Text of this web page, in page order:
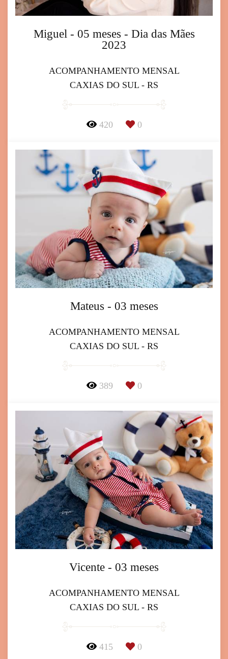
Miguel - 05 meses - Dia das Mães
2023
ACOMPANHAMENTO MENSAL
CAXIAS DO SUL - RS
420 0
Mateus - 03 meses
ACOMPANHAMENTO MENSAL
CAXIAS DO SUL - RS
389 0
Vicente - 03 meses
ACOMPANHAMENTO MENSAL
CAXIAS DO SUL - RS
415 0